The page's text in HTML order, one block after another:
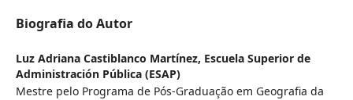
Biografia do Autor
Luz Adriana Castiblanco Martínez, Escuela Superior de
Administración Pública (ESAP)
Mestre pelo Programa de Pós-Graduação em Geografia da